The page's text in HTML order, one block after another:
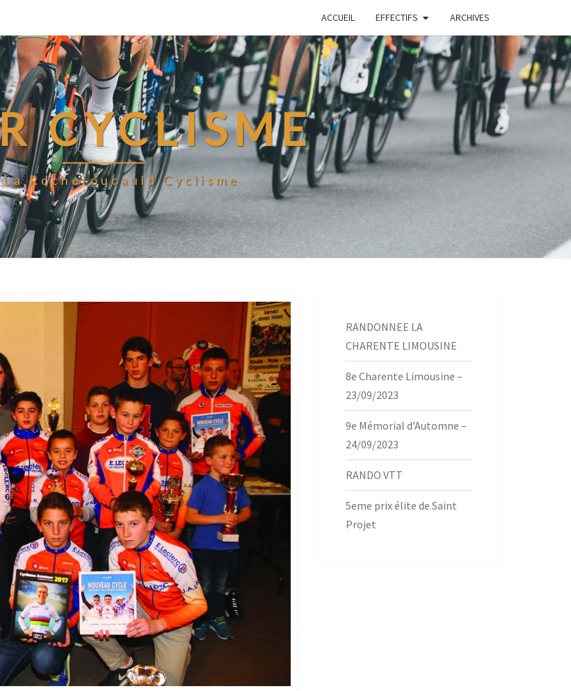
ACCUEIL EFFECTIFS ARCHIVES
CYCLISME
La Rochefoucauld Cyclisme
RANDONNEE LA
CHARENTE LIMOUSINE
8e Charente Limousine –
23/09/2023
9e Mémorial d’Automne –
24/09/2023
RANDO VTT
5eme prix élite de Saint
Projet